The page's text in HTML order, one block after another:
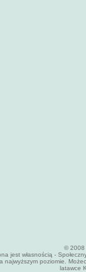
© 2008
jest własnością -
poziomie.
latawce